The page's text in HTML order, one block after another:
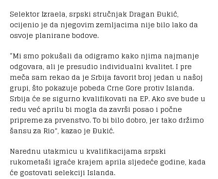
Selektor Izraela, srpski stručnjak Dragan Ðukić,
ocijenio je da njegovim zemljacima nije bilo lako da
osvoje planirane bodove.
“Mi smo pokušali da odigramo kako njima najmanje
odgovara, ali je presudio individualni kvalitet. I pre
meča sam rekao da je Srbija favorit broj jedan u našoj
grupi, što pokazuje pobeda Crne Gore protiv Islanda.
Srbija će se sigurno kvalifikovati na EP. Ako sve bude u
redu već aprilu bi mogla da završi posao i počne
pripreme za prvenstvo. To bi bilo dobro, jer tako držimo
šansu za Rio”, kazao je Ðukić.
Narednu utakmicu u kvalifikacijama srpski
rukometaši igraće krajem aprila sljedeće godine, kada
će gostovati selekciji Islanda.